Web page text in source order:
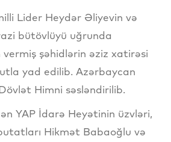
Lider Heydər Əliyevin və
bütövlüyü uğrunda
vermiş şəhidlərin əziz xatirəsi
yad edilib. Azərbaycan
Himni səsləndirilib.
YAP İdarə Heyətinin üzvləri,
Hikmət Babaoğlu və